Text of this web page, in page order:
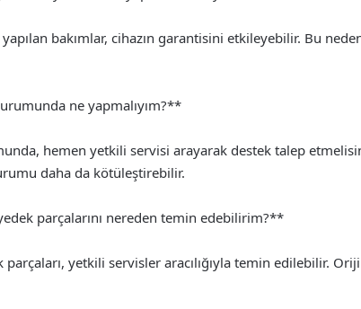
yapılan bakımlar, cihazın garantisini etkileyebilir. Bu
ne yapmalıyım?**
hemen yetkili servisi arayarak destek talep
daha da kötüleştirebilir.
parçalarını nereden temin edebilirim?**
yetkili servisler aracılığıyla temin edilebilir.